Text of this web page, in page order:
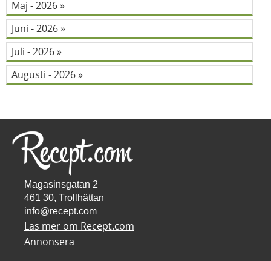
Maj - 2026
Juni - 2026
Juli - 2026
Augusti - 2026
Magasinsgatan 2
461 30, Trollhättan
info@recept.com
Läs mer om Recept.com
Annonsera